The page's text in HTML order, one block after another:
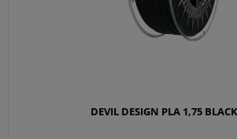
DEVIL DESIGN PLA 1,75